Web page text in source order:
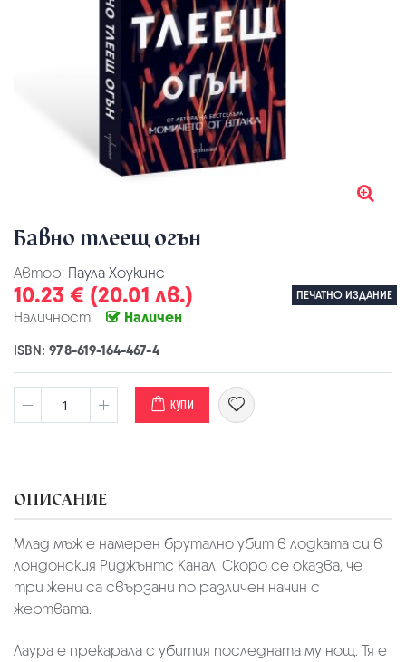
Бавно тлеещ огън
Автор: Паула Хоукинс
10.23 € (20.01 лв.) ПЕЧАТНО ИЗДАНИЕ
Наличност: Наличен
ISBN:978-619-164-467-4
КУПИ
ОПИСАНИЕ
Млад мъж е намерен брутално убит в лодката си в
лондонския Риджънтс Канал. Скоро се оказва, че
три жени са свързани по различен начин с
жертвата.
Лаура е прекарала с убития последната му нощ. Тя е